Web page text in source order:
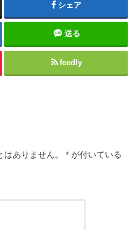
シェア
送る
feedly
ありません。 * が付いている